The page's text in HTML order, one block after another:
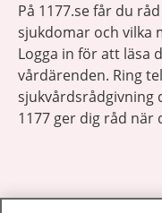
På 1177.se får du
sjukdomar och vilka
Logga in för att läsa
vårdärenden. Ring
sjukvårdsrådgivning
1177 ger dig råd när